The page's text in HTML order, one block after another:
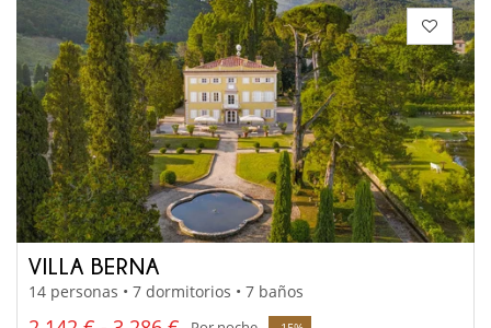
VILLA BERNA
14 personas • 7 dormitorios • 7 baños